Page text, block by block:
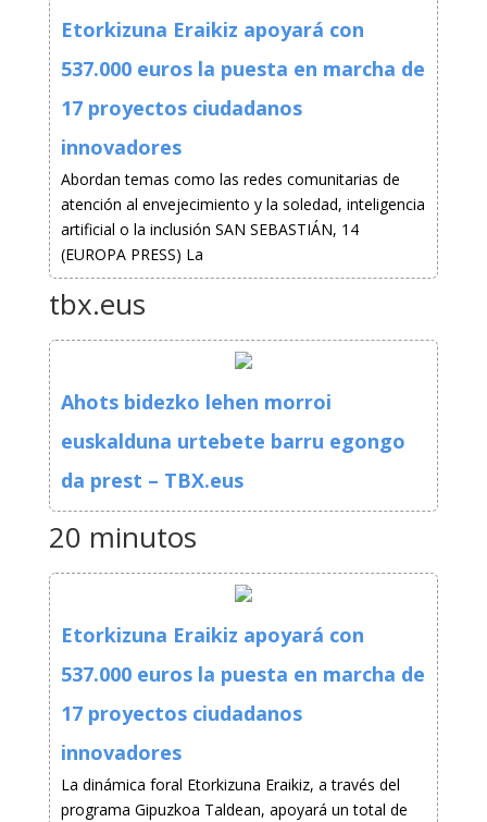
Etorkizuna Eraikiz apoyará con
537.000 euros la puesta en marcha de
17 proyectos ciudadanos
innovadores
Abordan temas como las redes comunitarias de
atención al envejecimiento y la soledad, inteligencia
artificial o la inclusión SAN SEBASTIÁN, 14
(EUROPA PRESS) La
tbx.eus
Ahots bidezko lehen morroi
euskalduna urtebete barru egongo
da prest – TBX.eus
20 minutos
Etorkizuna Eraikiz apoyará con
537.000 euros la puesta en marcha de
17 proyectos ciudadanos
innovadores
La dinámica foral Etorkizuna Eraikiz, a través del
programa Gipuzkoa Taldean, apoyará un total de